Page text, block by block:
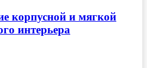
корпусной и мягкой
интерьера